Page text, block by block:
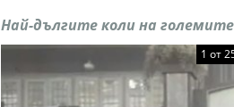
Най-дългите коли на
1 от